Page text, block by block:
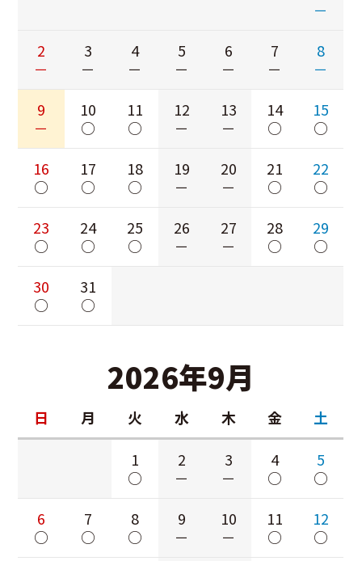
－
2
－
3
－
4
－
5
－
6
－
7
－
8
－
9
－
10
○
11
○
12
－
13
－
14
○
15
○
16
○
17
○
18
○
19
－
20
－
21
○
22
○
23
○
24
○
25
○
26
－
27
－
28
○
29
○
30
○
31
○
2026年9月
日 月 火 水 木 金
土
1
○
2
－
3
－
4
○
5
○
6
○
7
○
8
○
9
－
10
－
11
○
12
○